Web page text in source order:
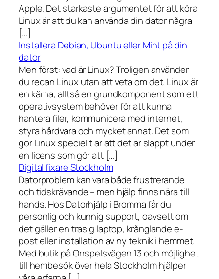
Apple. Det starkaste argumentet för att köra
Linux är att du kan använda din dator några
[…]
Installera Debian, Ubuntu eller Mint på din
dator
Men först: vad är Linux? Troligen använder
du redan Linux utan att veta om det. Linux är
en kärna, alltså en grundkomponent som ett
operativsystem behöver för att kunna
hantera filer, kommunicera med internet,
styra hårdvara och mycket annat. Det som
gör Linux speciellt är att det är släppt under
en licens som gör att […]
Digital fixare Stockholm
Datorproblem kan vara både frustrerande
och tidskrävande – men hjälp finns nära till
hands. Hos Datorhjälp i Bromma får du
personlig och kunnig support, oavsett om
det gäller en trasig laptop, krånglande e-
post eller installation av ny teknik i hemmet.
Med butik på Orrspelsvägen 13 och möjlighet
till hembesök över hela Stockholm hjälper